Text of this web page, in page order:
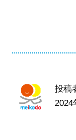
投稿
2024